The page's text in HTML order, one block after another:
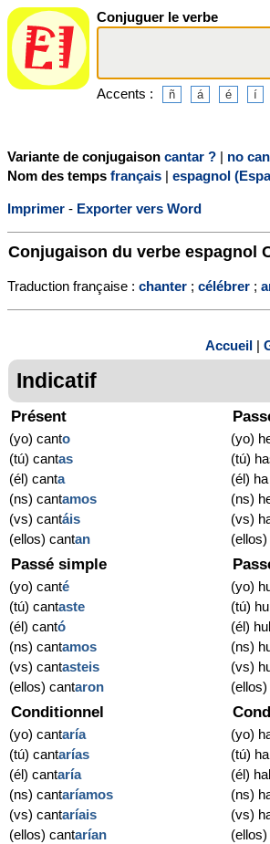
Conjuguer le verbe
Accents :
Variante de conjugaison cantar ? | no
Nom des temps français | espagnol
Imprimer - Exporter vers Word
Conjugaison du verbe espagnol
Traduction française : chanter ; célébrer ;
Accueil
Indicatif
Présent
(yo) canto
(tú) cantas
(él) canta
(ns) cantamos
(vs) cantáis
(ellos) cantan
(yo)
(tú)
(él)
(ns)
(vs)
Passé simple
(yo) canté
(tú) cantaste
(él) cantó
(ns) cantamos
(vs) cantasteis
(ellos) cantaron
(yo)
(tú)
(él)
(ns)
(vs)
Conditionnel
(yo) cantaría
(tú) cantarías
(él) cantaría
(ns) cantaríamos
(vs) cantaríais
(ellos) cantarían
(yo)
(tú)
(él)
(ns)
(vs)